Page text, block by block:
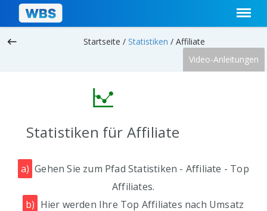
keyboard_backspace Startseite / Statistiken / Affiliate
Video-Anleitungen
Statistiken für Affiliate
a) Gehen Sie zum Pfad Statistiken - Affiliate - Top
Affiliates.
b) Hier werden Ihre Top Affiliates nach Umsatz